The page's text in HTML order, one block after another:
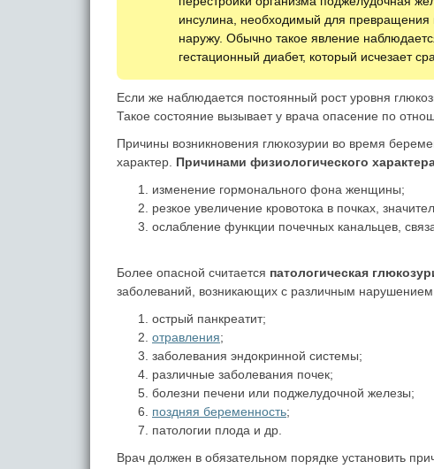
инсулина, необходимый для превращения
наружу. Обычно такое явление
гестационный диабет, который исчезает
Если же наблюдается постоянный рост уровня
Такое состояние вызывает у врача опасение по
Причины возникновения глюкозурии во время
характер. Причинами физиологического
изменение гормонального фона женщины;
резкое увеличение кровотока в почках,
ослабление функции почечных канальцев,
Более опасной считается патологическая
заболеваний, возникающих с различным
острый панкреатит;
отравления;
заболевания эндокринной системы;
различные заболевания почек;
болезни печени или поджелудочной железы;
поздняя беременность;
патологии плода и др.
Врач должен в обязательном порядке установить